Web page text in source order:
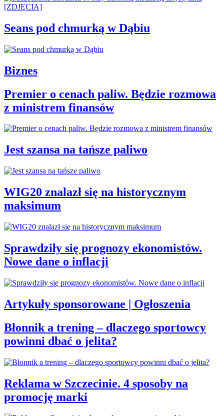
Seans pod chmurką w Dąbiu
Biznes
Premier o cenach paliw. Będzie rozmowa
z ministrem finansów
Jest szansa na tańsze paliwo
WIG20 znalazł się na historycznym
maksimum
Sprawdziły się prognozy ekonomistów.
Nowe dane o inflacji
Artykuły sponsorowane | Ogłoszenia
Błonnik a trening – dlaczego sportowcy
powinni dbać o jelita?
Reklama w Szczecinie. 4 sposoby na
promocję marki